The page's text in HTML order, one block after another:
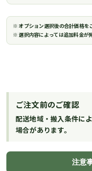
※ オプション選択後の合計価格を
※ 選択内容によっては追加料金が
ご注文前のご確認
配送地域・搬入条件に
場合があります。
注意